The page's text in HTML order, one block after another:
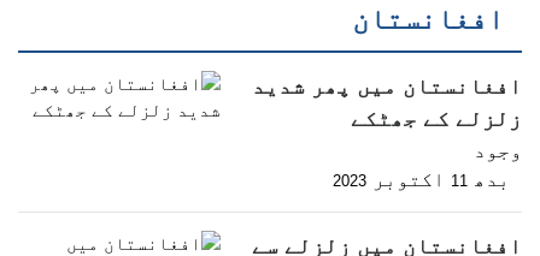
افغانستان
افغانستان میں پھر شدید
زلزلے کے جھٹکے
وجود
بدھ
11 اکتوبر 2023
افغانستان میں زلزلے سے